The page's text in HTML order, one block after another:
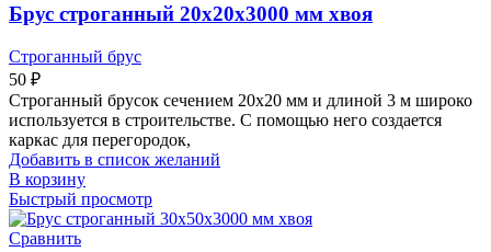
Брус строганный 20х20х3000 мм хвоя
Строганный брус
50 ₽
Строганный брусок сечением 20х20 мм и длиной 3 м широко
используется в строительстве. С помощью него создается
каркас для перегородок,
Добавить в список желаний
В корзину
Быстрый просмотр
Сравнить